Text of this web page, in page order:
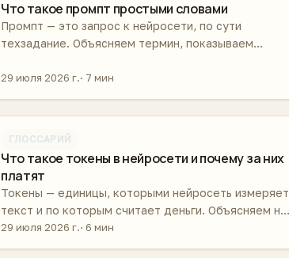
Что такое промпт простыми словами
Промпт — это запрос к нейросети, по сути
техзадание. Объясняем термин, показываем
рассказываем про промпт-инжиниринг.
29 июля 2026 г. 7 мин
ГЛОССАРИЙ
Что такое токены в нейросети и почему за них
платят
Токены — единицы, которыми нейросеть измеряет
текст и по которым считает деньги. Объясняем на
примерах, сколько это в русских словах и как
29 июля 2026 г. 6 мин